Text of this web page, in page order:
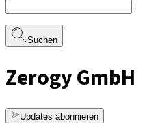
Suchen
Zerogy GmbH
Updates abonnieren